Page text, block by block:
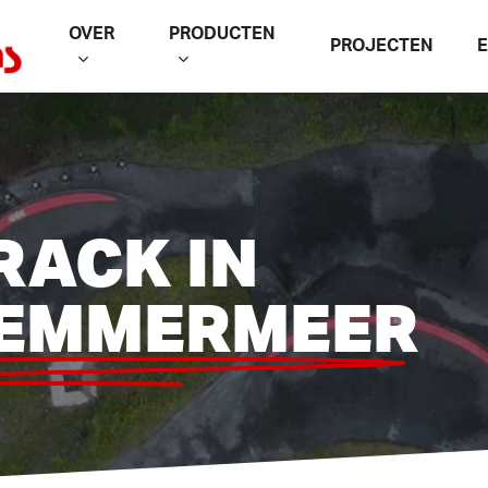
OVER PRODUCTEN
PROJECTEN
IN